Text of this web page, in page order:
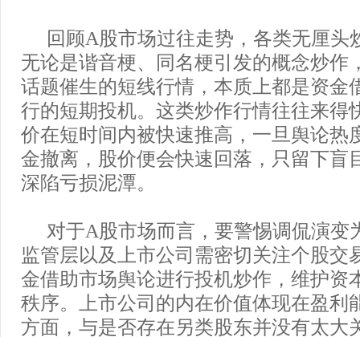
回顾A股市场过往走势，各类无厘头
无论是谐音梗、同名梗引发的概念炒作
话题催生的短线行情，本质上都是资金
行的短期投机。这类炒作行情往往来得
价在短时间内被快速推高，一旦舆论热
金撤离，股价便会快速回落，只留下盲
深陷亏损泥潭。
对于A股市场而言，要警惕调侃演变
监管层以及上市公司需密切关注个股交
金借助市场舆论进行投机炒作，维护资
秩序。上市公司的内在价值体现在盈利
方面，与是否存在另类股东并没有太大